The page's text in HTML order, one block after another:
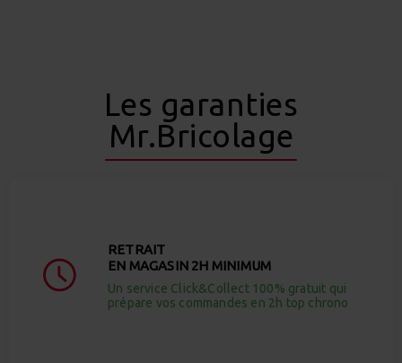
Les garanties
Mr.Bricolage
RETRAIT
EN MAGASIN 2H MINIMUM
Un service Click&Collect 100% gratuit qui
prépare vos commandes en 2h top chrono